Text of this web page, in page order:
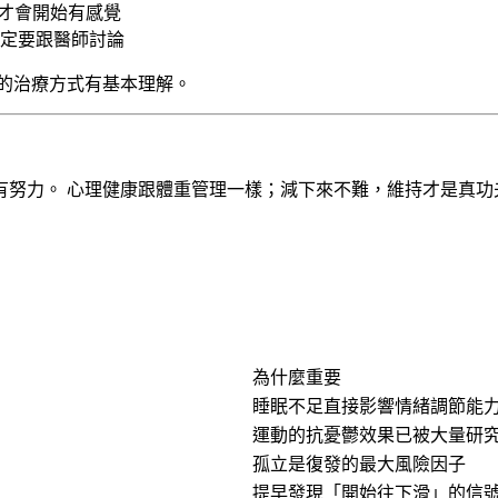
會開始有感覺
要跟醫師討論
治療方式有基本理解。
力。 心理健康跟體重管理一樣；減下來不難，維持才是真功
為什麼重要
睡眠不足直接影響情緒調節能
運動的抗憂鬱效果已被大量研
孤立是復發的最大風險因子
提早發現「開始往下滑」的信